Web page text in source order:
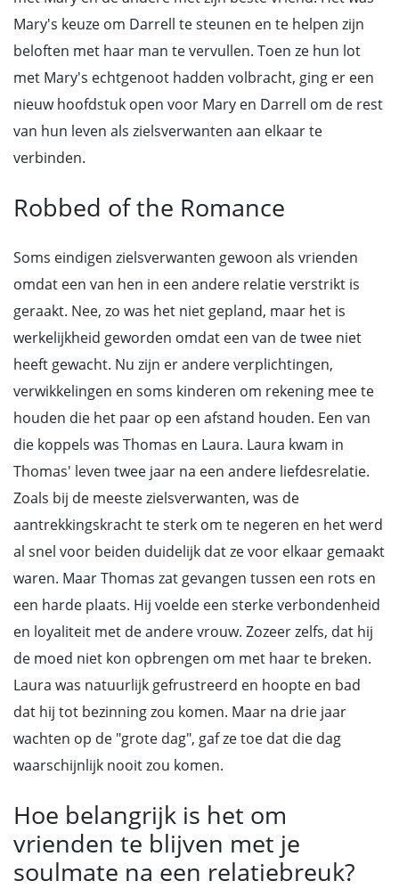
Mary's keuze om Darrell te steunen en te helpen zijn
beloften met haar man te vervullen. Toen ze hun lot
met Mary's echtgenoot hadden volbracht, ging er een
nieuw hoofdstuk open voor Mary en Darrell om de rest
van hun leven als zielsverwanten aan elkaar te
verbinden.
Robbed of the Romance
Soms eindigen zielsverwanten gewoon als vrienden
omdat een van hen in een andere relatie verstrikt is
geraakt. Nee, zo was het niet gepland, maar het is
werkelijkheid geworden omdat een van de twee niet
heeft gewacht. Nu zijn er andere verplichtingen,
verwikkelingen en soms kinderen om rekening mee te
houden die het paar op een afstand houden. Een van
die koppels was Thomas en Laura. Laura kwam in
Thomas' leven twee jaar na een andere liefdesrelatie.
Zoals bij de meeste zielsverwanten, was de
aantrekkingskracht te sterk om te negeren en het werd
al snel voor beiden duidelijk dat ze voor elkaar gemaakt
waren. Maar Thomas zat gevangen tussen een rots en
een harde plaats. Hij voelde een sterke verbondenheid
en loyaliteit met de andere vrouw. Zozeer zelfs, dat hij
de moed niet kon opbrengen om met haar te breken.
Laura was natuurlijk gefrustreerd en hoopte en bad
dat hij tot bezinning zou komen. Maar na drie jaar
wachten op de "grote dag", gaf ze toe dat die dag
waarschijnlijk nooit zou komen.
Hoe belangrijk is het om
vrienden te blijven met je
soulmate na een relatiebreuk?